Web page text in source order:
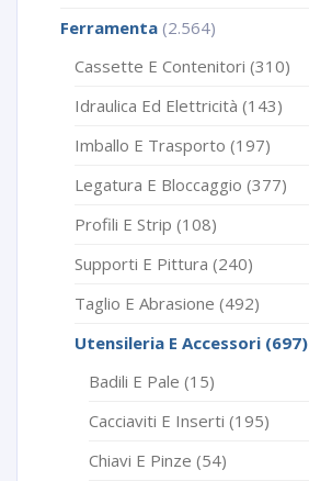
Ferramenta (2.564)
Cassette E Contenitori (310)
Idraulica Ed Elettricità (143)
Imballo E Trasporto (197)
Legatura E Bloccaggio (377)
Profili E Strip (108)
Supporti E Pittura (240)
Taglio E Abrasione (492)
Utensileria E Accessori (697)
Badili E Pale (15)
Cacciaviti E Inserti (195)
Chiavi E Pinze (54)